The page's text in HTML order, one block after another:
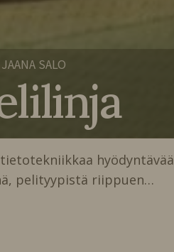
JAANA SALO
hyödyntävää
pelityypistä riippuen…